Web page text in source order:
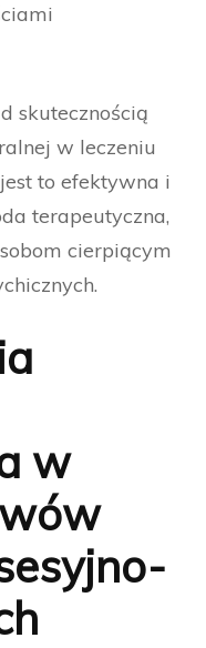
skutecznością
w leczeniu
to efektywna i
terapeutyczna,
cierpiącym
w